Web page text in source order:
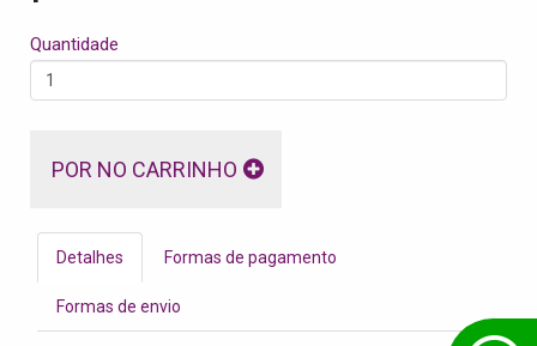
Quantidade
POR NO CARRINHO
Detalhes Formas de pagamento
Formas de envio